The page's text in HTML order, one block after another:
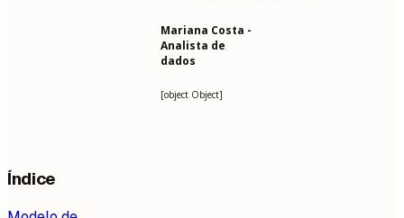
Mariana Costa -
Analista de
dados
[object Object]
Índice